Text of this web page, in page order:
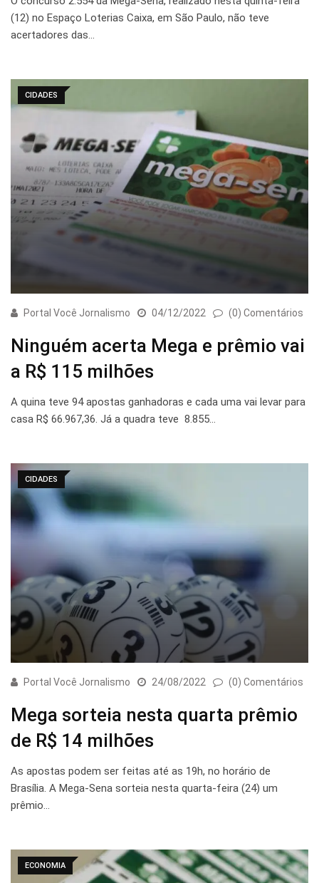
(12) no Espaço Loterias Caixa, em São Paulo, não teve
acertadores das…
CIDADES
Portal Você Jornalismo 04/12/2022 (0) Comentários
Ninguém acerta Mega e prêmio vai
a R$ 115 milhões
A quina teve 94 apostas ganhadoras e cada uma vai levar para
casa R$ 66.967,36. Já a quadra teve 8.855…
CIDADES
Portal Você Jornalismo 24/08/2022 (0) Comentários
Mega sorteia nesta quarta prêmio
de R$ 14 milhões
As apostas podem ser feitas até as 19h, no horário de
Brasília. A Mega-Sena sorteia nesta quarta-feira (24) um
prêmio…
ECONOMIA